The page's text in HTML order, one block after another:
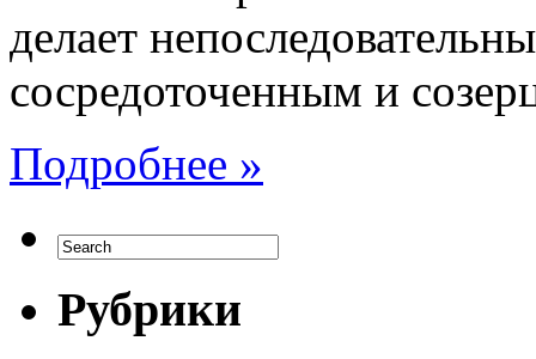
делает
сосредоточенным и
Подробнее »
Рубрики